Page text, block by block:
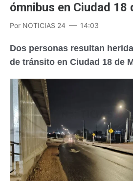
ómnibus en Ciudad 18
Por NOTICIAS 24 14:03
Dos personas resultan
de tránsito en Ciudad 18 de